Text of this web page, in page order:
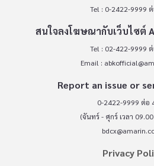
Tel : 0-2422-9999
สนใจลงโฆษณากับเว็บไซต์
Tel : 02-422-9999
Email :
Report an issue or
0-2422-9999 ต่อ
(จันทร์ - ศุกร์ เวลา
Privacy